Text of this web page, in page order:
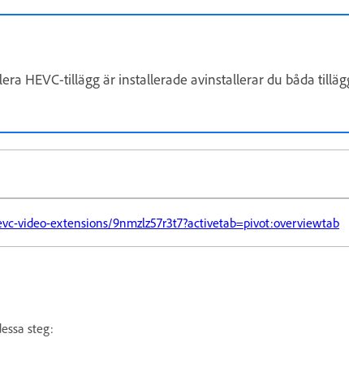
HEVC-tillägg är installerade avinstallerar du båda
video-extensions/9nmzlz57r3t7?activetab=pivot:overviewtab
steg: